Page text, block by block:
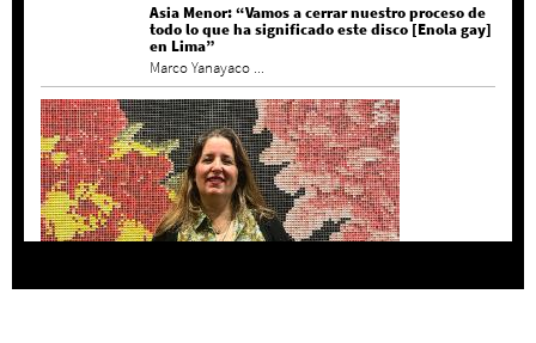
Asia Menor: “Vamos a cerrar nuestro proceso de
todo lo que ha significado este disco [Enola gay]
en Lima”
Marco Yanayaco ...